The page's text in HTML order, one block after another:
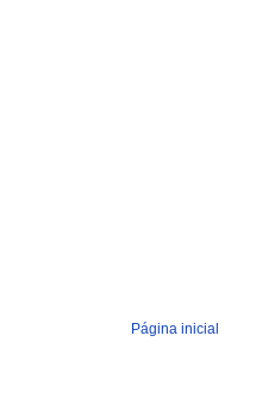
Página inicial